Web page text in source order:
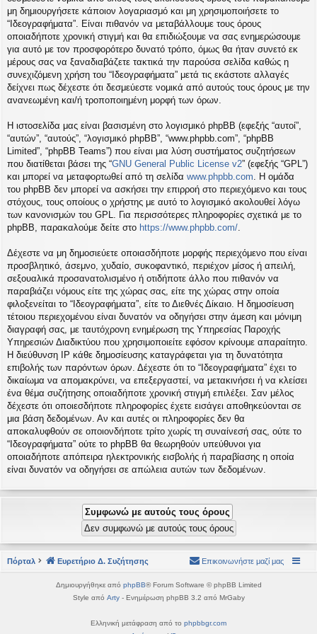
εις
μη δημιουργήσετε κάποιον λογαριασμό και μη χρησιμοποιήσετε το
“Ιδεογραφήματα”. Είναι πιθανόν να μεταβάλλουμε τους όρους
οποιαδήποτε χρονική στιγμή και θα επιδιώξουμε να σας ενημερώσουμε
για αυτό με τον προσφορότερο δυνατό τρόπο, όμως θα ήταν συνετό εκ
μέρους σας να ξαναδιαβάζετε τακτικά την παρούσα σελίδα καθώς η
συνεχιζόμενη χρήση του “Ιδεογραφήματα” μετά τις εκάστοτε αλλαγές
δείχνει πως δέχεστε ότι δεσμεύεστε νομικά από αυτούς τους όρους με την
ανανεωμένη και/ή τροποποιημένη μορφή των όρων.
Η ιστοσελίδα μας είναι βασισμένη στο λογισμικό phpBB (εφεξής “αυτοί”,
“αυτών”, “αυτούς”, “λογισμικό phpBB”, “www.phpbb.com”, “phpBB
Limited”, “phpBB Teams”) που είναι μια λύση συστήματος συζητήσεων
που διατίθεται βάσει της “GNU General Public License v2” (εφεξής “GPL”)
και μπορεί να μεταφορτωθεί από τη σελίδα www.phpbb.com . Η ομάδα
του phpBB δεν μπορεί να ασκήσει την επιρροή στο περιεχόμενο και τους
στόχους, τους οποίους ο χρήστης με αυτό το λογισμικό ακολουθεί λόγω
των κανονισμών του GPL. Για περισσότερες πληροφορίες σχετικά με το
phpBB, παρακαλούμε δείτε στο https://www.phpbb.com/
Δέχεστε να μη δημοσιεύετε οποιασδήποτε μορφής περιεχόμενο που είναι
προσβλητικό, άσεμνο, χυδαίο, συκοφαντικό, περιέχον μίσος ή απειλή,
σεξουαλικά προσανατολισμένο ή οτιδήποτε άλλο που πιθανόν να
παραβιάζει νόμους είτε της χώρας σας, είτε της χώρας στην οποία
φιλοξενείται το “Ιδεογραφήματα”, είτε το Διεθνές Δίκαιο. Η δημοσίευση
τέτοιου περιεχομένου είναι δυνατόν να οδηγήσει στην άμεση και μόνιμη
διαγραφή σας, με ταυτόχρονη ενημέρωση της Υπηρεσίας Παροχής
Υπηρεσιών Διαδικτύου που χρησιμοποιείτε εφόσον κρίνουμε απαραίτητο.
Η διεύθυνση IP κάθε δημοσίευσης καταγράφεται για τη δυνατότητα
επιβολής των παρόντων όρων. Δέχεστε ότι το “Ιδεογραφήματα” έχει το
δικαίωμα να απομακρύνει, να επεξεργαστεί, να μετακινήσει ή να κλείσει
ένα θέμα συζήτησης οποιαδήποτε χρονική στιγμή επιλέξει. Σαν μέλος
δέχεστε ότι οποιεσδήποτε πληροφορίες έχετε εισάγει αποθηκεύονται σε
μια βάση δεδομένων. Αν και αυτές οι πληροφορίες δεν θα
αποκαλυφθούν σε οποιονδήποτε τρίτο χωρίς τη συναίνεσή σας, ούτε το
“Ιδεογραφήματα” ούτε το phpBB θα θεωρηθούν υπεύθυνοι για
οποιαδήποτε απόπειρα ηλεκτρονικής εισβολής ή παραβίασης η οποία
είναι δυνατόν να οδηγήσει σε απώλεια αυτών των δεδομένων.
Πόρταλ Ευρετήριο Δ. Συζήτησης Επικοινωνήστε μαζί μας
Δημιουργήθηκε από phpBB® Forum Software © phpBB Limited
Style από Arty- Ενημέρωση phpBB 3.2 από MrGaby
Ελληνική μετάφραση από το phpbbgr.com